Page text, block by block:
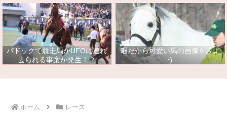
てあるの？
パドックで競走馬がUFOに連れ
去られる事案が発生！？
暇だから可愛い馬の画像をみよ
う
ホーム レース